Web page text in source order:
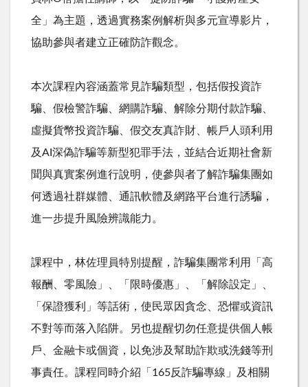
全」為主題，透過實務案例解析與多元宣導影片，
協助參與者建立正確防詐觀念。
本次課程內容涵蓋常見詐騙類型，包括假投資詐
騙、假檢警詐騙、網購詐騙、解除分期付款詐騙、
虛擬貨幣投資詐騙、假交友真詐財、帳戶人頭利用
及AI 深偽詐騙等新型犯罪手法，並結合近期社會新
聞與真實案例進行說明，使參與者了解詐騙集團如
何透過社群媒體、通訊軟體及網路平台進行誘騙，
進一步提升風險辨識能力。
課程中，林佐理員特別提醒，詐騙集團常利用「高
報酬、零風險」、「限時優惠」、「解除設定」、
「保證獲利」等話術，使民眾因貪念、恐懼或資訊
不對等而落入陷阱。另也提醒切勿任意提供個人帳
戶、金融卡或個資，以免涉及幫助詐欺或洗錢等刑
事責任。課程同時介紹「 165反詐騙專線」及相關